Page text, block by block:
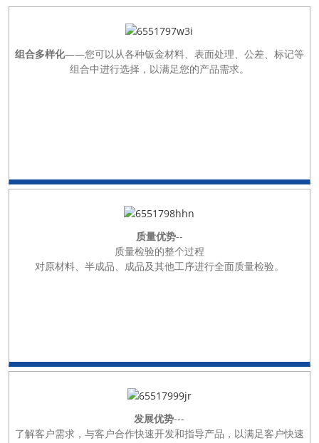
组合多样化——您可以从各种钣金材料、表面处理、公差、标记等
组合中进行选择，以满足您的产品需求。
质量优势--
质量检验的整个过程
对原材料、半成品、成品及其他工序进行全面质量检验。
发展优势---
了解客户需求，与客户合作快速开发和指导产品，以满足客户快速